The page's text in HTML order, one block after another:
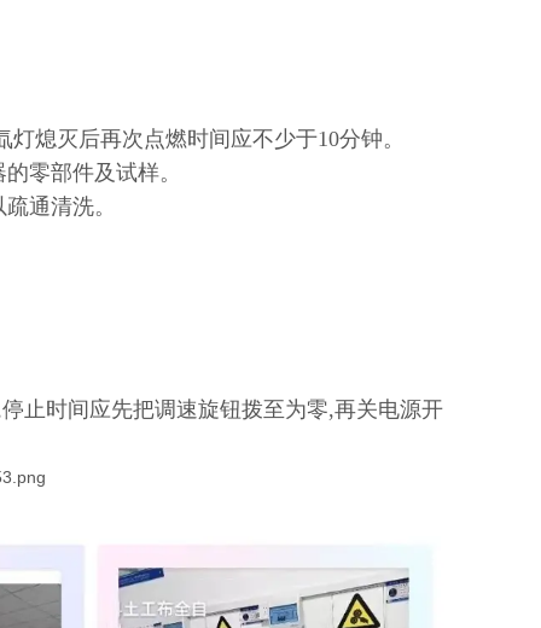
熄灭后再次点燃时间应不少于10分钟。
零部件及试样。
通清洗。
止时间应先把调速旋钮拨至为零,再关电源开